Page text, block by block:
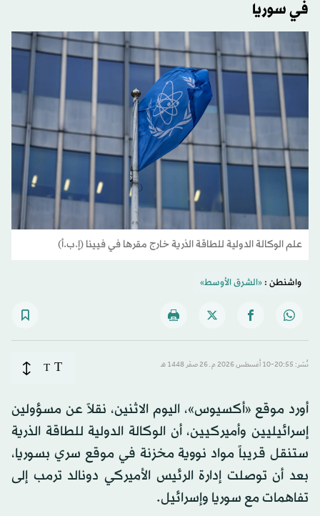
في سوريا
علم الوكالة الدولية ‌للطاقة الذرية خارج مقرها في فيينا (إ.ب.أ)
واشنطن :«الشرق الأوسط»
نُشر: 20:55-10 أغسطس 2026 م ـ 26 صفَر 1448 هـ T
T
أورد موقع «أكسيوس»، اليوم الاثنين، نقلاً عن مسؤولين
إسرائيليين وأميركيين، أن الوكالة الدولية للطاقة الذرية
ستنقل قريباً مواد نووية مخزنة في موقع سري بسوريا،
بعد أن توصلت إدارة الرئيس الأميركي دونالد ترمب إلى
تفاهمات مع سوريا وإسرائيل.